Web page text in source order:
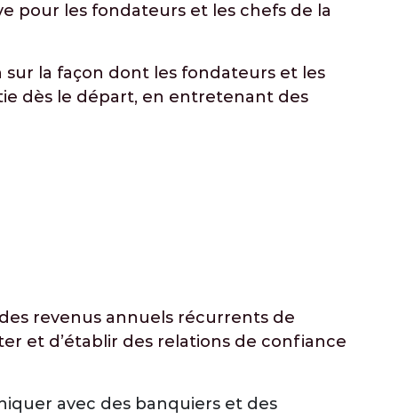
pour les fondateurs et les chefs de la
la façon dont les fondateurs et les
dès le départ, en entretenant des
revenus annuels récurrents de
et d’établir des relations de confiance
avec des banquiers et des